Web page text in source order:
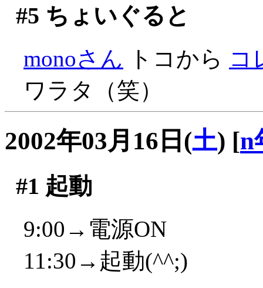
#5 ちょいぐると
monoさん トコから コ
ワラタ（笑）
2002年03月16日(土) [n
#1 起動
9:00→電源ON
11:30→起動(^^;)